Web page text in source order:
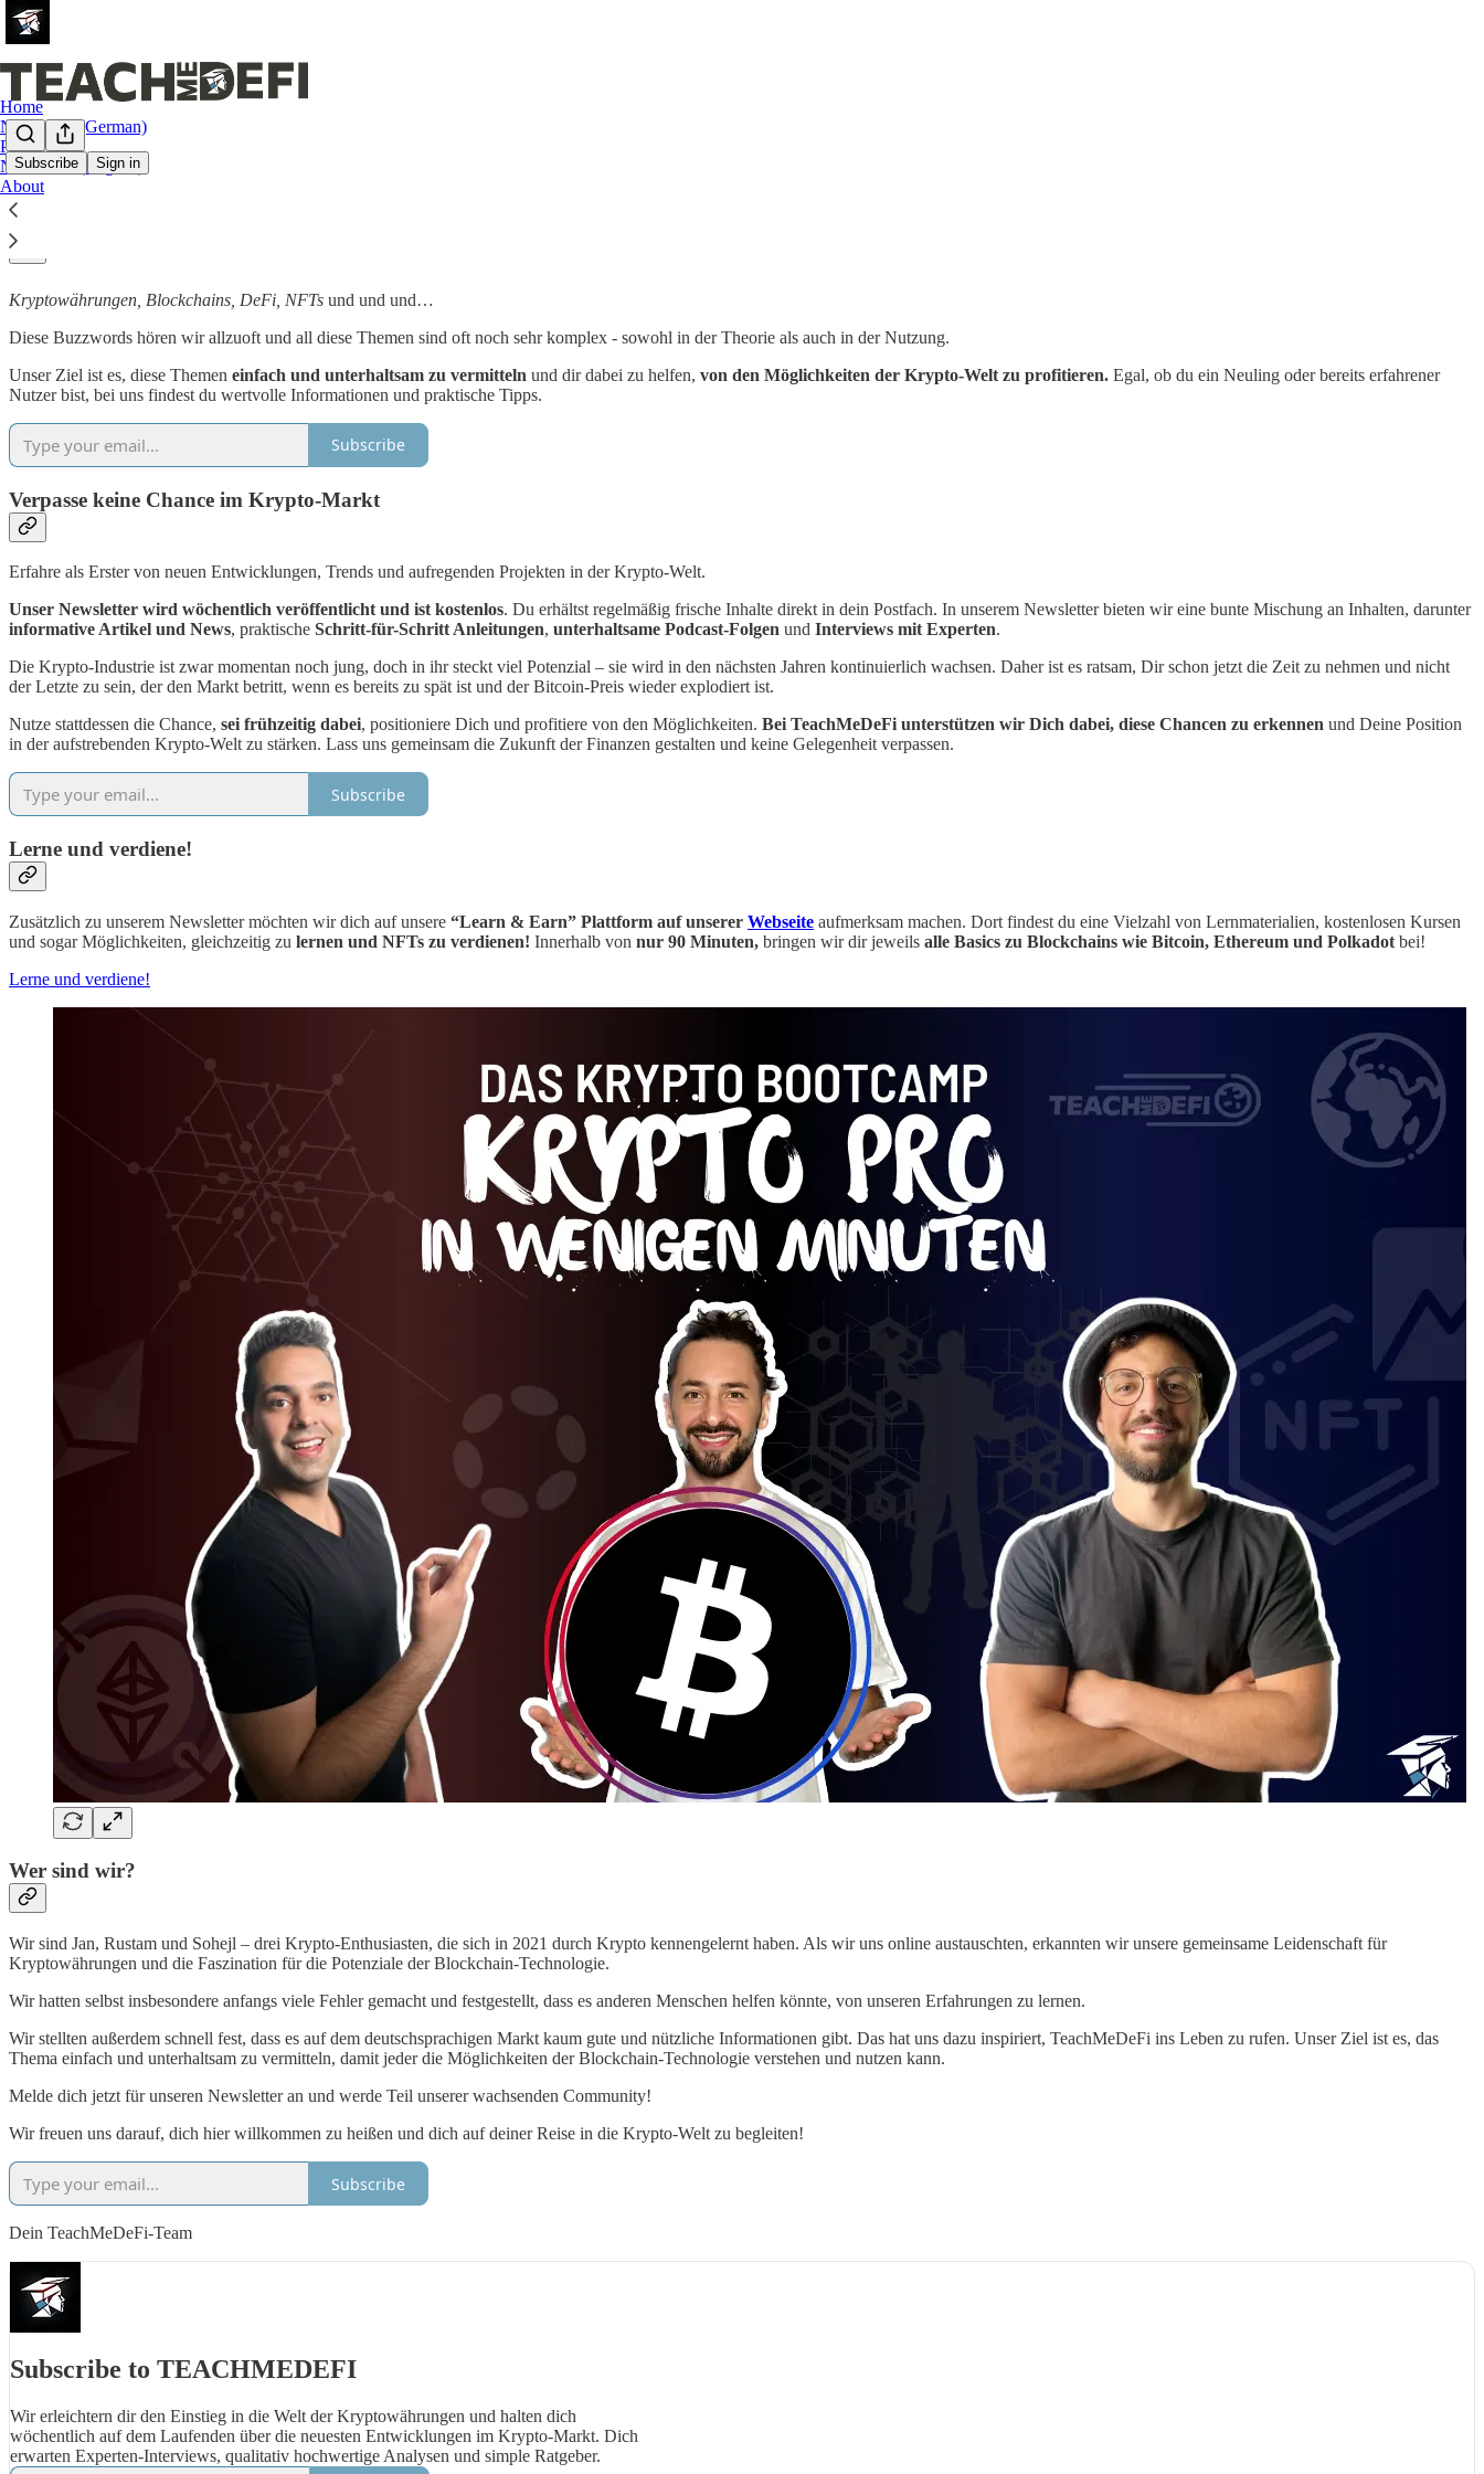
Subscribe Sign in
Home
Newsletter (German)
Podcasts
Newsletter (English)
About
Krypto leicht gemacht!
Kryptowährungen, Blockchains, DeFi, NFTs und und und…
Diese Buzzwords hören wir allzuoft und all diese Themen sind oft noch sehr komplex - sowohl in der Theorie als auch in der Nutzung.
Unser Ziel ist es, diese Themen einfach und unterhaltsam zu vermitteln und dir dabei zu helfen, von den Möglichkeiten der Krypto-Welt zu profitieren. Egal, ob du ein Neuling oder bereits erfahrener
Nutzer bist, bei uns findest du wertvolle Informationen und praktische Tipps.
Subscribe
Verpasse keine Chance im Krypto-Markt
Erfahre als Erster von neuen Entwicklungen, Trends und aufregenden Projekten in der Krypto-Welt.
Unser Newsletter wird wöchentlich veröffentlicht und ist kostenlos. Du erhältst regelmäßig frische Inhalte direkt in dein Postfach. In unserem Newsletter bieten wir eine bunte Mischung an Inhalten, darunter
informative Artikel und News, praktische Schritt-für-Schritt Anleitungen, unterhaltsame Podcast-Folgen und Interviews mit Experten.
Die Krypto-Industrie ist zwar momentan noch jung, doch in ihr steckt viel Potenzial – sie wird in den nächsten Jahren kontinuierlich wachsen. Daher ist es ratsam, Dir schon jetzt die Zeit zu nehmen und nicht
der Letzte zu sein, der den Markt betritt, wenn es bereits zu spät ist und der Bitcoin-Preis wieder explodiert ist.
Nutze stattdessen die Chance, sei frühzeitig dabei, positioniere Dich und profitiere von den Möglichkeiten. Bei TeachMeDeFi unterstützen wir Dich dabei, diese Chancen zu erkennen und Deine Position
in der aufstrebenden Krypto-Welt zu stärken. Lass uns gemeinsam die Zukunft der Finanzen gestalten und keine Gelegenheit verpassen.
Subscribe
Lerne und verdiene!
Zusätzlich zu unserem Newsletter möchten wir dich auf unsere “Learn & Earn” Plattform auf unserer Webseite aufmerksam machen. Dort findest du eine Vielzahl von Lernmaterialien, kostenlosen Kursen
und sogar Möglichkeiten, gleichzeitig zu lernen und NFTs zu verdienen! Innerhalb von nur 90 Minuten, bringen wir dir jeweils alle Basics zu Blockchains wie Bitcoin, Ethereum und Polkadot bei!
Lerne und verdiene!
Wer sind wir?
Wir sind Jan, Rustam und Sohejl – drei Krypto-Enthusiasten, die sich in 2021 durch Krypto kennengelernt haben. Als wir uns online austauschten, erkannten wir unsere gemeinsame Leidenschaft für
Kryptowährungen und die Faszination für die Potenziale der Blockchain-Technologie.
Wir hatten selbst insbesondere anfangs viele Fehler gemacht und festgestellt, dass es anderen Menschen helfen könnte, von unseren Erfahrungen zu lernen.
Wir stellten außerdem schnell fest, dass es auf dem deutschsprachigen Markt kaum gute und nützliche Informationen gibt. Das hat uns dazu inspiriert, TeachMeDeFi ins Leben zu rufen. Unser Ziel ist es, das
Thema einfach und unterhaltsam zu vermitteln, damit jeder die Möglichkeiten der Blockchain-Technologie verstehen und nutzen kann.
Melde dich jetzt für unseren Newsletter an und werde Teil unserer wachsenden Community!
Wir freuen uns darauf, dich hier willkommen zu heißen und dich auf deiner Reise in die Krypto-Welt zu begleiten!
Subscribe
Dein TeachMeDeFi-Team
Subscribe to TEACHMEDEFI
Wir erleichtern dir den Einstieg in die Welt der Kryptowährungen und halten dich
wöchentlich auf dem Laufenden über die neuesten Entwicklungen im Krypto-Markt. Dich
erwarten Experten-Interviews, qualitativ hochwertige Analysen und simple Ratgeber.